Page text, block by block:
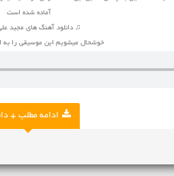
آماده شده است
♫ دانلود آهنگ های مجید
خوشحال میشویم این موسیقی را به
ادامه مطلب +